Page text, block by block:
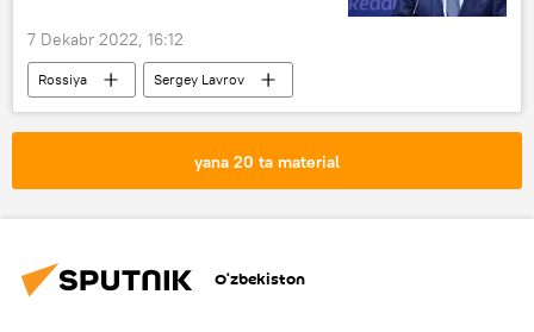
7 Dekabr 2022, 16:12
Rossiya Sergey Lavrov
yana 20 ta material
O‘zbekiston